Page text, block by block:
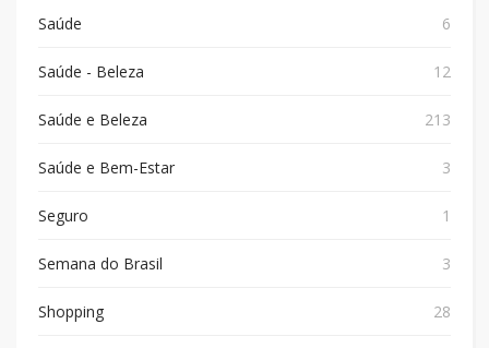
Saúde 6
Saúde - Beleza 12
Saúde e Beleza 213
Saúde e Bem-Estar 3
Seguro 1
Semana do Brasil 3
Shopping 28